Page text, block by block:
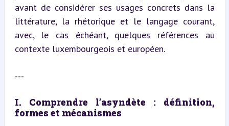
avant de considérer ses usages concrets dans la
littérature, la rhétorique et le langage courant,
avec, le cas échéant, quelques références au
contexte luxembourgeois et européen.
---
I. Comprendre l’asyndète : définition,
formes et mécanismes